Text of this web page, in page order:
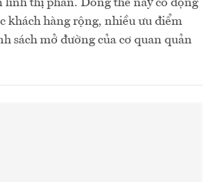
lĩnh thị phần. Dòng thẻ này có động
khách hàng rộng, nhiều ưu điểm
sách mở đường của cơ quan quản